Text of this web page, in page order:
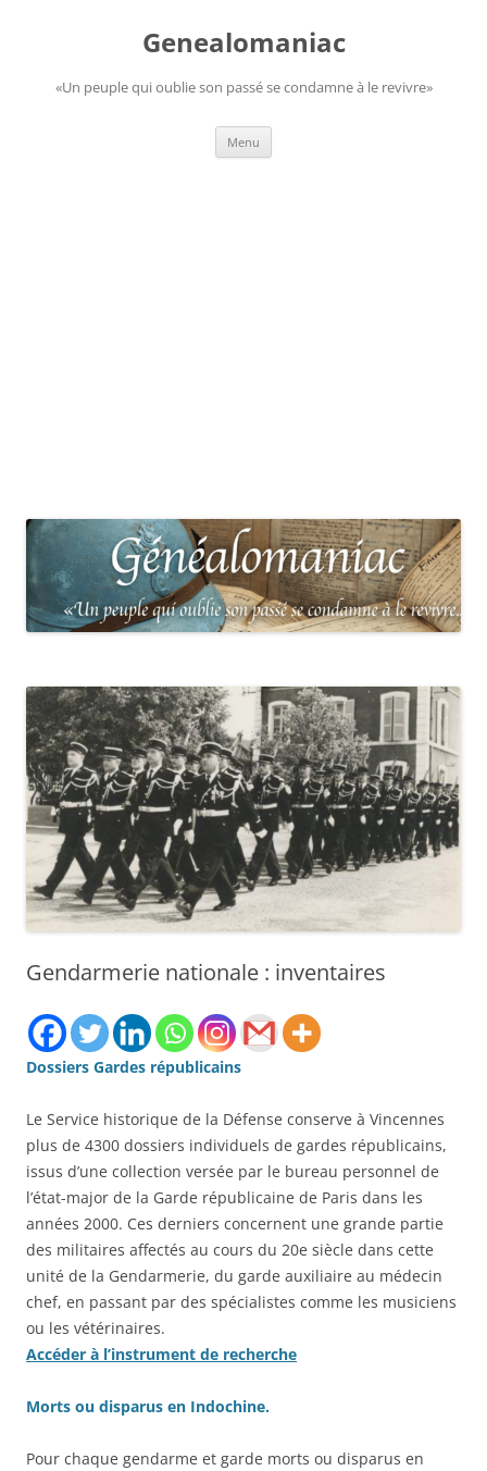
Genealomaniac
«Un peuple qui oublie son passé se condamne à le revivre»
Menu
Gendarmerie nationale : inventaires
Dossiers Gardes républicains
Le Service historique de la Défense conserve à Vincennes
plus de 4300 dossiers individuels de gardes républicains,
issus d’une collection versée par le bureau personnel de
l’état-major de la Garde républicaine de Paris dans les
années 2000. Ces derniers concernent une grande partie
des militaires affectés au cours du 20e siècle dans cette
unité de la Gendarmerie, du garde auxiliaire au médecin
chef, en passant par des spécialistes comme les musiciens
ou les vétérinaires.
Accéder à l’instrument de recherche
Morts ou disparus en Indochine.
Pour chaque gendarme et garde morts ou disparus en